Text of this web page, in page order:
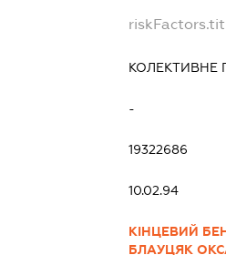
КОЛЕКТИВНЕ
-
19322686
10.02.94
КІНЦЕВИЙ
БЛАУЦЯК